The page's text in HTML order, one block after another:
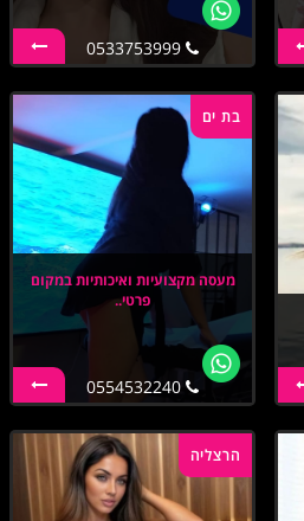
0533753999
בת ים
מעסה מקצועיות ואיכותיות במקום
פרטי..
0554532240
הרצליה